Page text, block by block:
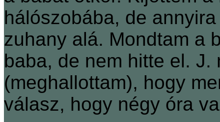
hálószobába, de
zuhany alá. Mondtam a
baba, de nem hitte el.
(meghallottam), hogy
válasz, hogy négy óra